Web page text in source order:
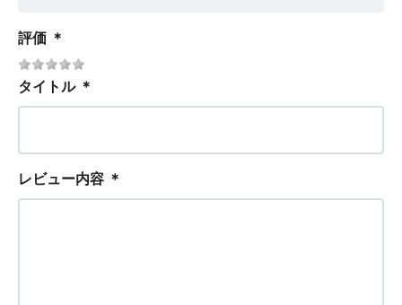
評価 ＊
タイトル ＊
レビュー内容 ＊